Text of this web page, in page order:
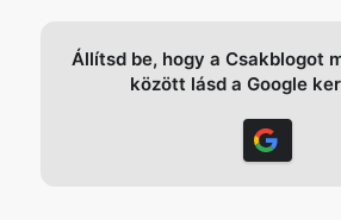
Állítsd be, hogy a Csakblogot
között lásd a Google